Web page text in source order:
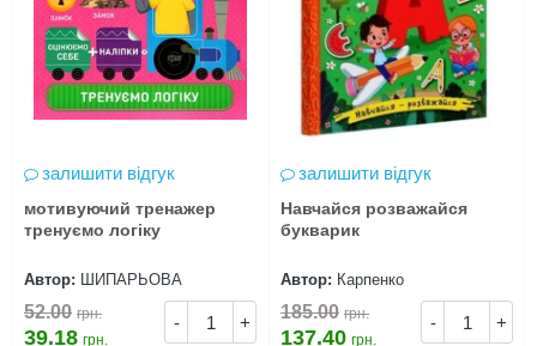
залишити відгук
мотивуючий тренажер
тренуємо логіку
Автор: ШИПАРЬОВА
- +
52.00 грн.
39.18 грн.
залишити відгук
Навчайся розважайся
букварик
Автор: Карпенко
- +
185.00 грн.
137.40 грн.